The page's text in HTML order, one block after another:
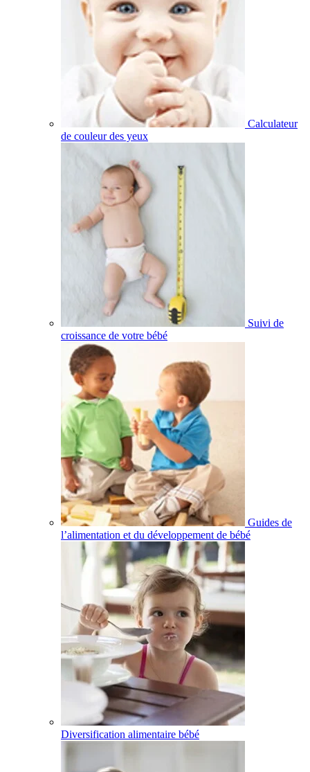
Calculateur
de couleur des yeux
Suivi de
croissance de votre bébé
Guides de
l’alimentation et du développement de bébé
Diversification alimentaire bébé